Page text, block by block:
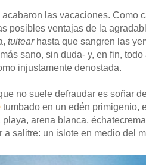
acabaron las vacaciones. Como
posibles ventajas de la
tuitearhasta que sangren las
sano, sin duda- y, en fin,
injustamente denostada.
no suele defraudar es soñar
tumbado en un edén primigenio,
playa, arena blanca,
a salitre: un islote en medio del